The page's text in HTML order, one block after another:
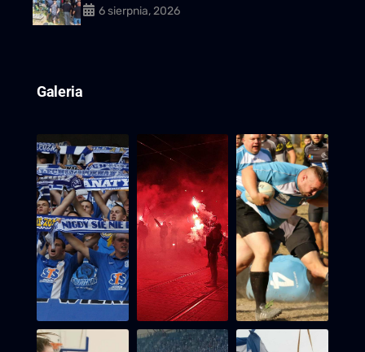
6 sierpnia, 2026
Galeria